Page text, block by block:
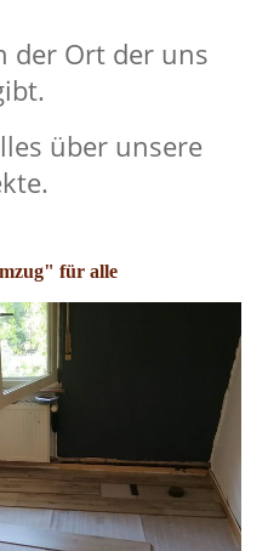
der Ort der uns
über unsere
für alle